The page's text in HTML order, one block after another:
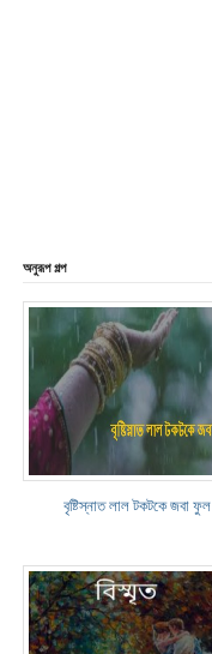
অনুরূপ গল্প
বৃষ্টিস্নাত লাল টকটকে জবা ফুল